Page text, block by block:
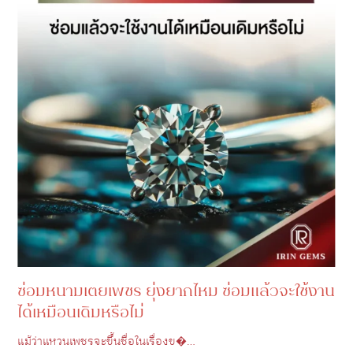
ซ่อมหนามเตยเพชร ยุ่งยากไหม ซ่อมแล้วจะใช้งาน
ได้เหมือนเดิมหรือไม่
แม้ว่าแหวนเพชรจะขึ้นชื่อในเรื่องข�…